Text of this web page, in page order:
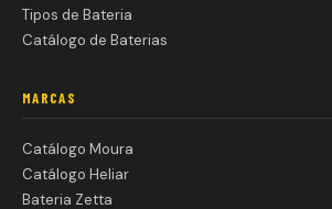
Tipos de Bateria
Catálogo de Baterias
MARCAS
Catálogo Moura
Catálogo Heliar
Bateria Zetta